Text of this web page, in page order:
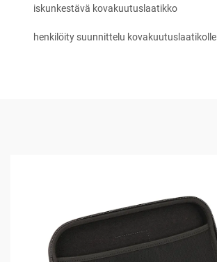
iskunkestävä kovakuutuslaatikko
henkilöity suunnittelu kovakuutuslaatikolle